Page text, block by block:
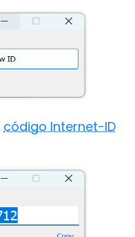
código Internet-ID